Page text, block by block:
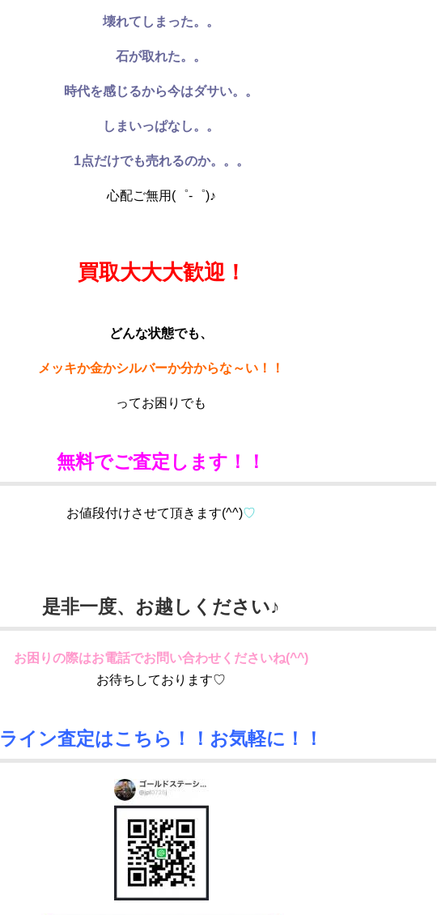
壊れてしまった。。
石が取れた。。
時代を感じるから今はダサい。。
しまいっぱなし。。
1点だけでも売れるのか。。。
心配ご無用(゜-゜)♪
買取大大大歓迎！
どんな状態でも、
メッキか金かシルバーか分からな～い！！
ってお困りでも
無料でご査定します！！
お値段付けさせて頂きます(^^)♡
是非一度、お越しください♪
お困りの際はお電話でお問い合わせくださいね(^^)
お待ちしております♡
ライン査定はこちら！！お気軽に！！